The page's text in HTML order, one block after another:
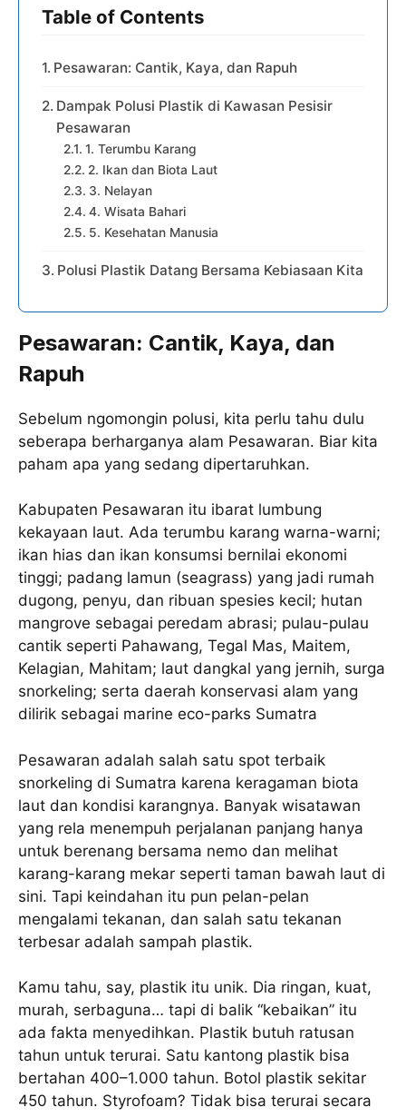
Table of Contents
Pesawaran: Cantik, Kaya, dan Rapuh
Dampak Polusi Plastik di Kawasan Pesisir
Pesawaran
1. Terumbu Karang
2. Ikan dan Biota Laut
3. Nelayan
4. Wisata Bahari
5. Kesehatan Manusia
Polusi Plastik Datang Bersama Kebiasaan Kita
Pesawaran: Cantik, Kaya, dan
Rapuh
Sebelum ngomongin polusi, kita perlu tahu dulu
seberapa berharganya alam Pesawaran. Biar kita
paham apa yang sedang dipertaruhkan.
Kabupaten Pesawaran itu ibarat lumbung
kekayaan laut. Ada terumbu karang warna-warni;
ikan hias dan ikan konsumsi bernilai ekonomi
tinggi; padang lamun (seagrass) yang jadi rumah
dugong, penyu, dan ribuan spesies kecil; hutan
mangrove sebagai peredam abrasi; pulau-pulau
cantik seperti Pahawang, Tegal Mas, Maitem,
Kelagian, Mahitam; laut dangkal yang jernih, surga
snorkeling; serta daerah konservasi alam yang
dilirik sebagai marine eco-parks Sumatra
Pesawaran adalah salah satu spot terbaik
snorkeling di Sumatra karena keragaman biota
laut dan kondisi karangnya. Banyak wisatawan
yang rela menempuh perjalanan panjang hanya
untuk berenang bersama nemo dan melihat
karang-karang mekar seperti taman bawah laut di
sini. Tapi keindahan itu pun pelan-pelan
mengalami tekanan, dan salah satu tekanan
terbesar adalah sampah plastik.
Kamu tahu, say, plastik itu unik. Dia ringan, kuat,
murah, serbaguna… tapi di balik “kebaikan” itu
ada fakta menyedihkan. Plastik butuh ratusan
tahun untuk terurai. Satu kantong plastik bisa
bertahan 400–1.000 tahun. Botol plastik sekitar
450 tahun. Styrofoam? Tidak bisa terurai secara